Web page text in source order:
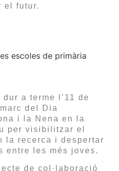
el futur.
a terme l’11 de
del Dia
i la Nena en la
per visibilitzar el
la recerca i despertar
entre les més joves.
de col·laboració